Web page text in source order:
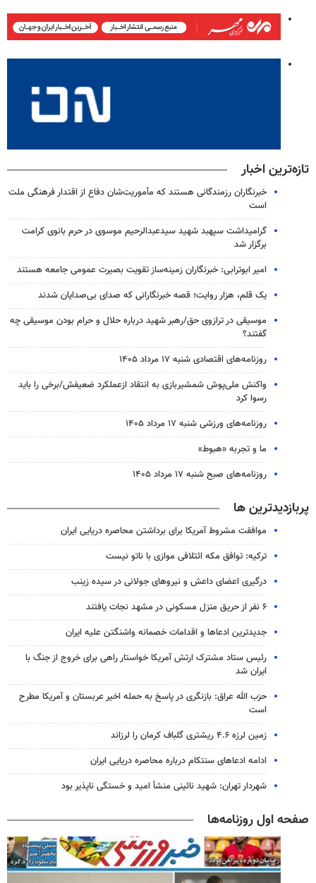
تازه‌ترین اخبار
خبرنگاران رزمندگانی هستند که مأموریت‌شان دفاع از اقتدار فرهنگی ملت
است
گرامیداشت سپهبد شهید سیدعبدالرحیم موسوی در حرم بانوی کرامت
برگزار شد
امیر ابوترابی: خبرنگاران زمینه‌ساز تقویت بصیرت عمومی جامعه هستند
یک قلم، هزار روایت؛ قصه خبرنگارانی که صدای بی‌صدایان شدند
موسیقی در ترازوی حق/رهبر شهید درباره حلال و حرام بودن موسیقی چه
گفتند؟
روزنامه‌های اقتصادی شنبه ۱۷ مرداد ۱۴۰۵
واکنش ملی‌پوش شمشیربازی به انتقاد ازعملکرد ضعیفش/برخی را باید
رسوا کرد
روزنامه‌های ورزشی شنبه ۱۷ مرداد ۱۴۰۵
ما و تجربه «هبوط»
روزنامه‌های صبح شنبه ۱۷ مرداد ۱۴۰۵
پربازدیدترین ها
موافقت مشروط آمریکا برای برداشتن محاصره دریایی ایران
ترکیه: توافق مکه ائتلافی موازی با ناتو نیست
درگیری اعضای داعش و نیروهای جولانی در سیده زینب
۶ نفر از حریق منزل مسکونی در مشهد نجات یافتند
جدیدترین ادعاها و اقدامات خصمانه واشنگتن علیه ایران
رئیس ستاد مشترک ارتش آمریکا خواستار راهی برای خروج از جنگ با
ایران شد
حزب الله عراق: بازنگری در پاسخ به حمله اخیر عربستان و آمریکا مطرح
است
زمین لرزه ۴.۶ ریشتری گلباف کرمان را لرزاند
ادامه ادعاهای سنتکام درباره محاصره دریایی ایران
شهردار تهران: شهید نائینی منشأ امید و خستگی‌ ناپذیر بود
صفحه اول روزنامه‌ها